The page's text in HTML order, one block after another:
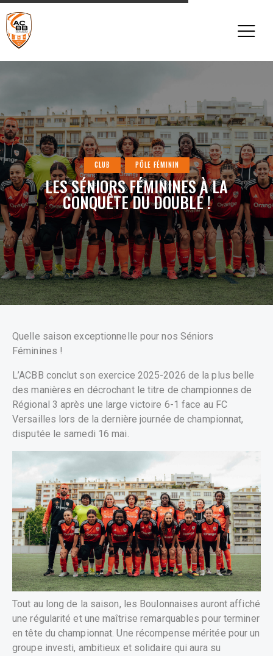
CLUB PÔLE FÉMININ
LES SÉNIORS FÉMININES À LA
CONQUÊTE DU DOUBLÉ !
Quelle saison exceptionnelle pour nos Séniors
Féminines !
L’ACBB conclut son exercice 2025-2026 de la plus belle
des manières en décrochant le titre de championnes de
Régional 3 après une large victoire 6-1 face au FC
Versailles lors de la dernière journée de championnat,
disputée le samedi 16 mai.
Tout au long de la saison, les Boulonnaises auront affiché
une régularité et une maîtrise remarquables pour terminer
en tête du championnat. Une récompense méritée pour un
groupe investi, ambitieux et solidaire qui aura su